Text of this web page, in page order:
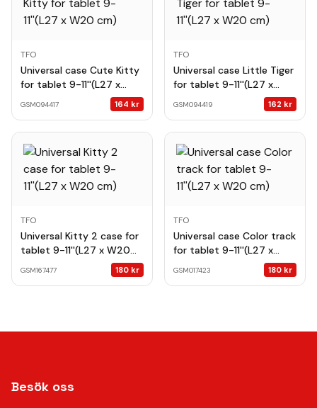
TFO
Universal case Cute Kitty
for tablet 9-11''(L27 x
GSM094417 164 kr
TFO
Universal case Little Tiger
for tablet 9-11''(L27 x
GSM094419 162 kr
TFO
Universal Kitty 2 case for
tablet 9-11''(L27 x W20
GSM167477 180 kr
TFO
Universal case Color track
for tablet 9-11''(L27 x
GSM017423 180 kr
Besök oss